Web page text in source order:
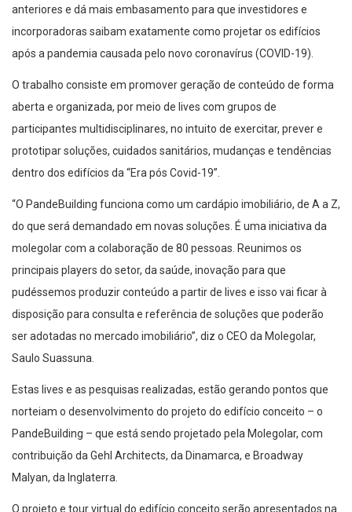
anteriores e dá mais embasamento para que investidores e
incorporadoras saibam exatamente como projetar os edifícios
após a pandemia causada pelo novo coronavírus (COVID-19).
O trabalho consiste em promover geração de conteúdo de forma
aberta e organizada, por meio de lives com grupos de
participantes multidisciplinares, no intuito de exercitar, prever e
prototipar soluções, cuidados sanitários, mudanças e tendências
dentro dos edifícios da “Era pós Covid-19”.
“O PandeBuilding funciona como um cardápio imobiliário, de A a Z,
do que será demandado em novas soluções. É uma iniciativa da
molegolar com a colaboração de 80 pessoas. Reunimos os
principais players do setor, da saúde, inovação para que
pudéssemos produzir conteúdo a partir de lives e isso vai ficar à
disposição para consulta e referência de soluções que poderão
ser adotadas no mercado imobiliário”, diz o CEO da Molegolar,
Saulo Suassuna.
Estas lives e as pesquisas realizadas, estão gerando pontos que
norteiam o desenvolvimento do projeto do edifício conceito – o
PandeBuilding – que está sendo projetado pela Molegolar, com
contribuição da Gehl Architects, da Dinamarca, e Broadway
Malyan, da Inglaterra.
O projeto e tour virtual do edifício conceito serão apresentados na